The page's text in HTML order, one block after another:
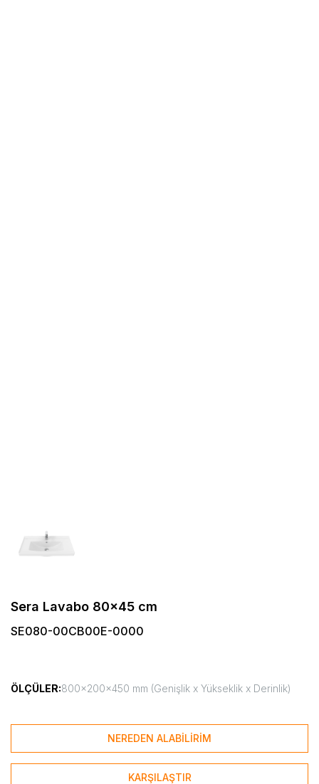
Sera Lavabo 80x45 cm
SE080-00CB00E-0000
ÖLÇÜLER:800x200x450 mm (Genişlik x Yükseklik x Derinlik)
NEREDEN ALABİLİRİM
KARŞILAŞTIR